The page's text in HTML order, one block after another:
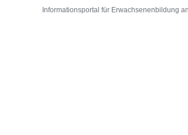
Informationsportal für Erwachsenenbildung